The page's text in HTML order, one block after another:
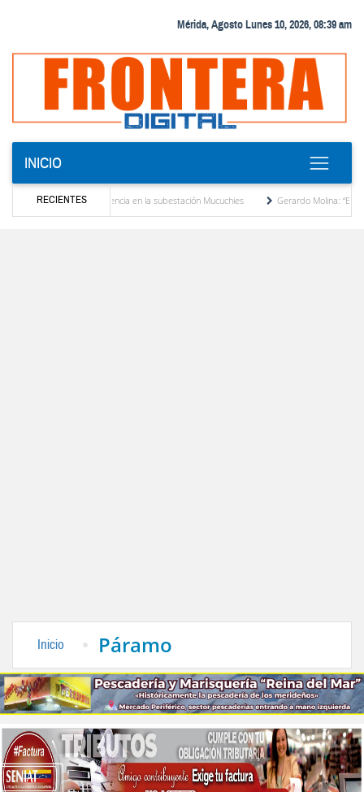
Mérida, Agosto Lunes 10, 2026, 08:39 am
INICIO
RECIENTES
de potencia en la subestación Mucuchies
Gerardo Molina: “El legado
Inicio Páramo